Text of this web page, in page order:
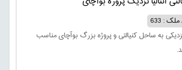
: 633
به ساحل کنیالتی و پروژه بزرگ بوآچای مناسب